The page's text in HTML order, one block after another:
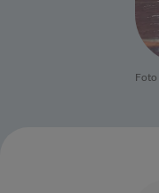
Foto